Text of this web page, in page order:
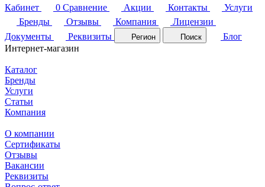
Кабинет
0 Сравнение Акции Контакты
Услуги
Бренды
Отзывы Компания
Лицензии
Документы
Реквизиты Регион Поиск
Блог
Интернет-магазин
Каталог
Бренды
Услуги
Статьи
Компания
О компании
Сертификаты
Отзывы
Вакансии
Реквизиты